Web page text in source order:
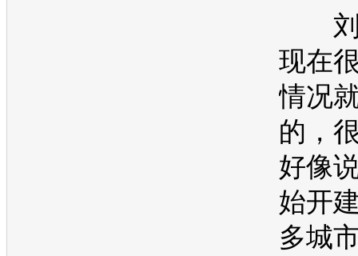
刘
现在
情况
的，
好像
始开
多城